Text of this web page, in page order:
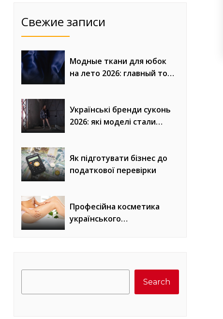
Свежие записи
Модные ткани для юбок
на лето 2026: главный топ
Українські бренди суконь
2026: які моделі стали
Як підготувати бізнес до
податкової перевірки
Професійна косметика
українського
Search